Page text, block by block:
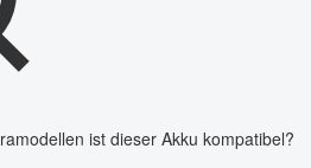
ist dieser Akku kompatibel?